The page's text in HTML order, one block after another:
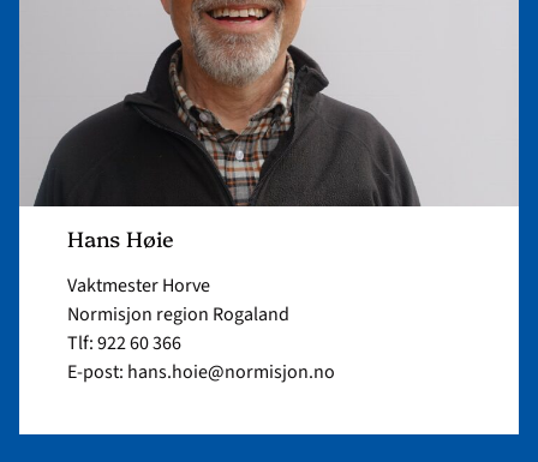
Hans Høie
Vaktmester Horve
Normisjon region Rogaland
Tlf: 922 60 366
E-post: hans.hoie@normisjon.no